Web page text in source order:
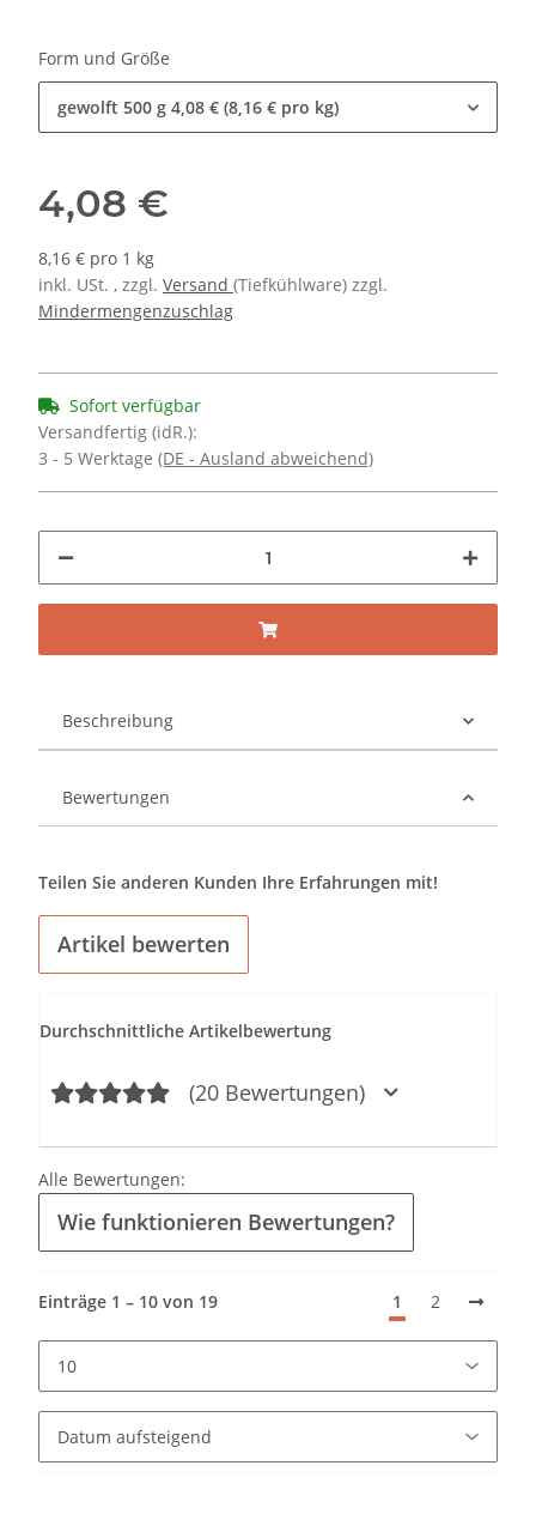
Form und Größe
gewolft 500 g 4,08 € (8,16 € pro kg)
4,08 €
8,16 € pro 1 kg
inkl. USt. , zzgl. Versand (Tiefkühlware) zzgl.
Mindermengenzuschlag
Sofort verfügbar
Versandfertig (idR.):
3 - 5 Werktage (DE - Ausland abweichend)
Beschreibung
Bewertungen
Durchschnittliche Artikelbewertung
(20 Bewertungen)
Teilen Sie anderen Kunden Ihre Erfahrungen mit!
Artikel bewerten
Alle Bewertungen:
Wie funktionieren Bewertungen?
Einträge 1 – 10 von 19 1 2